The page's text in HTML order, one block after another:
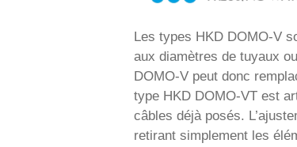
Les types HKD DOMO-V
aux diamètres de tuyaux
DOMO-V peut donc
type HKD DOMO-VT est
câbles déjà posés.
retirant simplement les